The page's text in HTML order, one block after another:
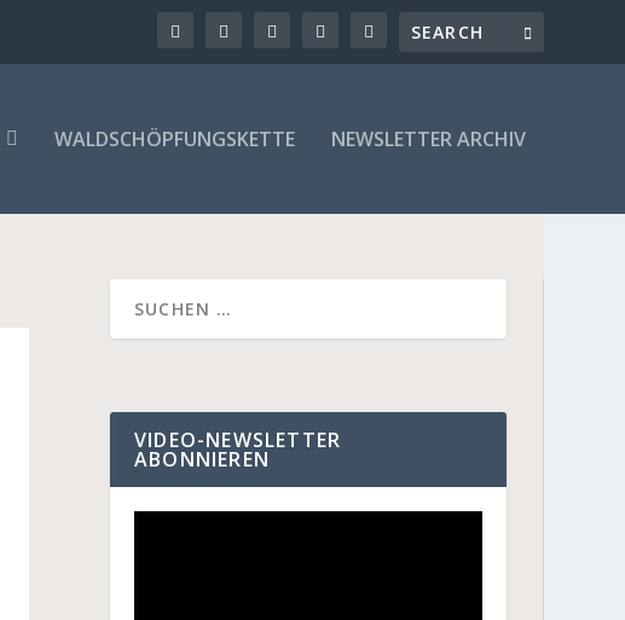
WALDSCHÖPFUNGSKETTE NEWSLETTER ARCHIV
VIDEO-NEWSLETTER
ABONNIEREN